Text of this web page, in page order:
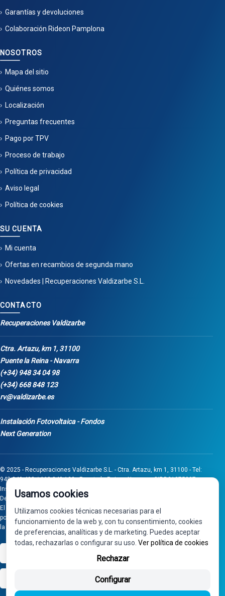
Garantías y devoluciones
Colaboración Rideon Pamplona
NOSOTROS
Mapa del sitio
Quiénes somos
Localización
Preguntas frecuentes
Pago por TPV
Proceso de trabajo
Política de privacidad
Aviso legal
Política de cookies
SU CUENTA
Mi cuenta
Ofertas en recambios de segunda mano
Novedades | Recuperaciones Valdizarbe S.L.
CONTACTO
Recuperaciones Valdizarbe
Ctra. Artazu, km 1, 31100
Puente la Reina - Navarra
(+34) 948 34 04 98
(+34) 668 848 123
rv@valdizarbe.es
Instalación Fotovoltaica - Fondos
Next Generation
© 2025 - Recuperaciones Valdizarbe S.L. - Ctra. Artazu, km 1, 31100 - Tel:
948 340 498 / 668 848 123 - Puente la Reina - Navarra - CIF B31275837.
Inscrita en el Registro Mercantil de Navarra, Tomo 32, Folio 75, Hoja 525.
Desarrollado porSeintosoft
El proyecto de inversión "0011-0558-2024-000008" ha sido subvencionado
por Gobierno de Navarra al amparo de la convocatoria de 2024 de Ayudas a
la inversión en pymes industriales
Usamos cookies
Utilizamos cookies técnicas necesarias para el
funcionamiento de la web y, con tu consentimiento, cookies
de preferencias, analíticas y de marketing. Puedes aceptar
todas, rechazarlas o configurar su uso. Ver política de cookies
Rechazar
Configurar